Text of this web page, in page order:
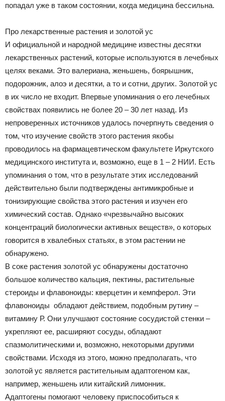
попадал уже в таком состоянии, когда медицина бессильна.
Про лекарственные растения и золотой ус
И официальной и народной медицине известны десятки
лекарственных растений, которые используются в лечебных
целях веками. Это валериана, женьшень, боярышник,
подорожник, алоэ и десятки, а то и сотни, других. Золотой ус
в их число не входит. Впервые упоминания о его лечебных
свойствах появились не более 20 – 30 лет назад. Из
непроверенных источников удалось почерпнуть сведения о
том, что изучение свойств этого растения якобы
проводилось на фармацевтическом факультете Иркутского
медицинского института и, возможно, еще в 1 – 2 НИИ. Есть
упоминания о том, что в результате этих исследований
действительно были подтверждены антимикробные и
тонизирующие свойства этого растения и изучен его
химический состав. Однако «чрезвычайно высоких
концентраций биологически активных веществ», о которых
говорится в хвалебных статьях, в этом растении не
обнаружено.
В соке растения золотой ус обнаружены достаточно
большое количество кальция, пектины, растительные
стероиды и флавоноиды: кверцетин и кемпферол. Эти
флавоноиды обладают действием, подобным рутину –
витамину Р. Они улучшают состояние сосудистой стенки –
укрепляют ее, расширяют сосуды, обладают
спазмолитическими и, возможно, некоторыми другими
свойствами. Исходя из этого, можно предполагать, что
золотой ус является растительным адаптогеном как,
например, женьшень или китайский лимонник.
Адаптогены помогают человеку приспособиться к